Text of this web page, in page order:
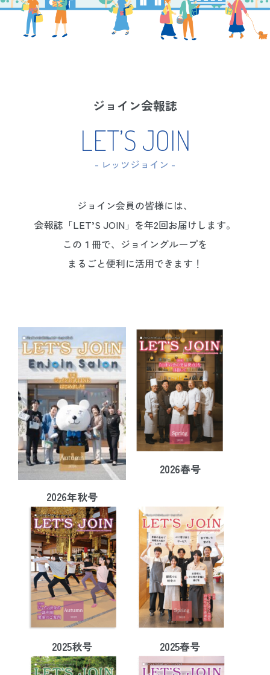
ジョイン会報誌
LET’S JOIN
- レッツジョイン -
ジョイン会員の皆様には、
会報誌「LET’S JOIN」を年2回お届けします。
この１冊で、ジョイングループを
まるごと便利に活用できます！
2026年秋号
2026春号
2025秋号 2025春号